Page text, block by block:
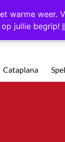
weer.
jullie begrip!
Gratis
Cataplana